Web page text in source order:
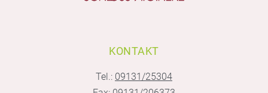
KONTAKT
Tel.: 09131/25304